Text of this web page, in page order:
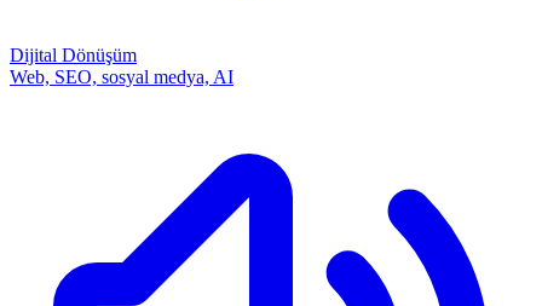
Dijital Dönüşüm
Web, SEO, sosyal medya, AI